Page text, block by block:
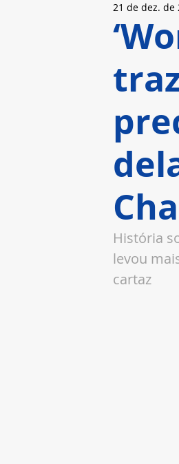
21 de dez. de
História
levou
cartaz